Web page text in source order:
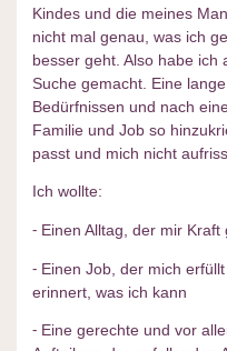
Kindes und die meines
nicht mal genau, was ich
besser geht. Also habe ich
Suche gemacht. Eine
Bedürfnissen und nach
Familie und Job so
passt und mich nicht
Ich wollte:
⁃ Einen Alltag, der mir
⁃ Einen Job, der mich
erinnert, was ich kann
⁃ Eine gerechte und vor